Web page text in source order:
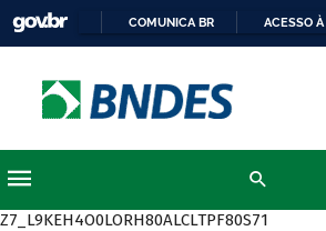
COMUNICA BR ACESSO
Z7_L9KEH4O0LORH80ALCLTPF80S71